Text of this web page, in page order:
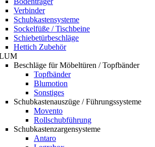
Verbinder
Schubkastensysteme
Sockelfüße / Tischbeine
Schiebetürbeschläge
Hettich Zubehör
Beschläge für Möbeltüren / Topfbänder
Topfbänder
Blumotion
Sonstiges
Schubkastenauszüge / Führungssysteme
Movento
Rollschubführung
Schubkastenzargensysteme
Antaro